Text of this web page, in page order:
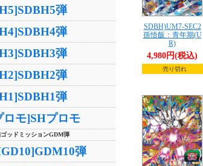
弾
弾
弾
弾
弾
ロモ]SHプロモ
ッドミッションGDM弾
弾
SDBH)UM7-SEC2
孫悟飯：青年期(U
R)
4,980円(税込)
売り切れ